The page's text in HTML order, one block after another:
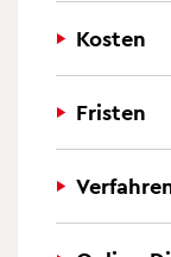
Kosten
Fristen